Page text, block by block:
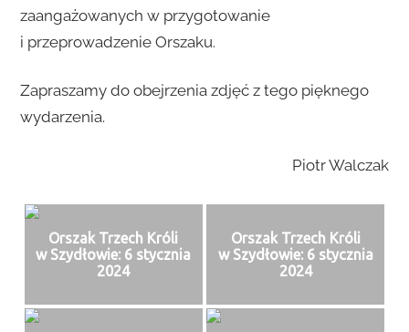
zaangażowanych w przygotowanie
i przeprowadzenie Orszaku.
Zapraszamy do obejrzenia zdjęć z tego pięknego
wydarzenia.
Piotr Walczak
Orszak Trzech Króli
w Szydłowie: 6 stycznia
2024
Orszak Trzech Króli
w Szydłowie: 6 stycznia
2024